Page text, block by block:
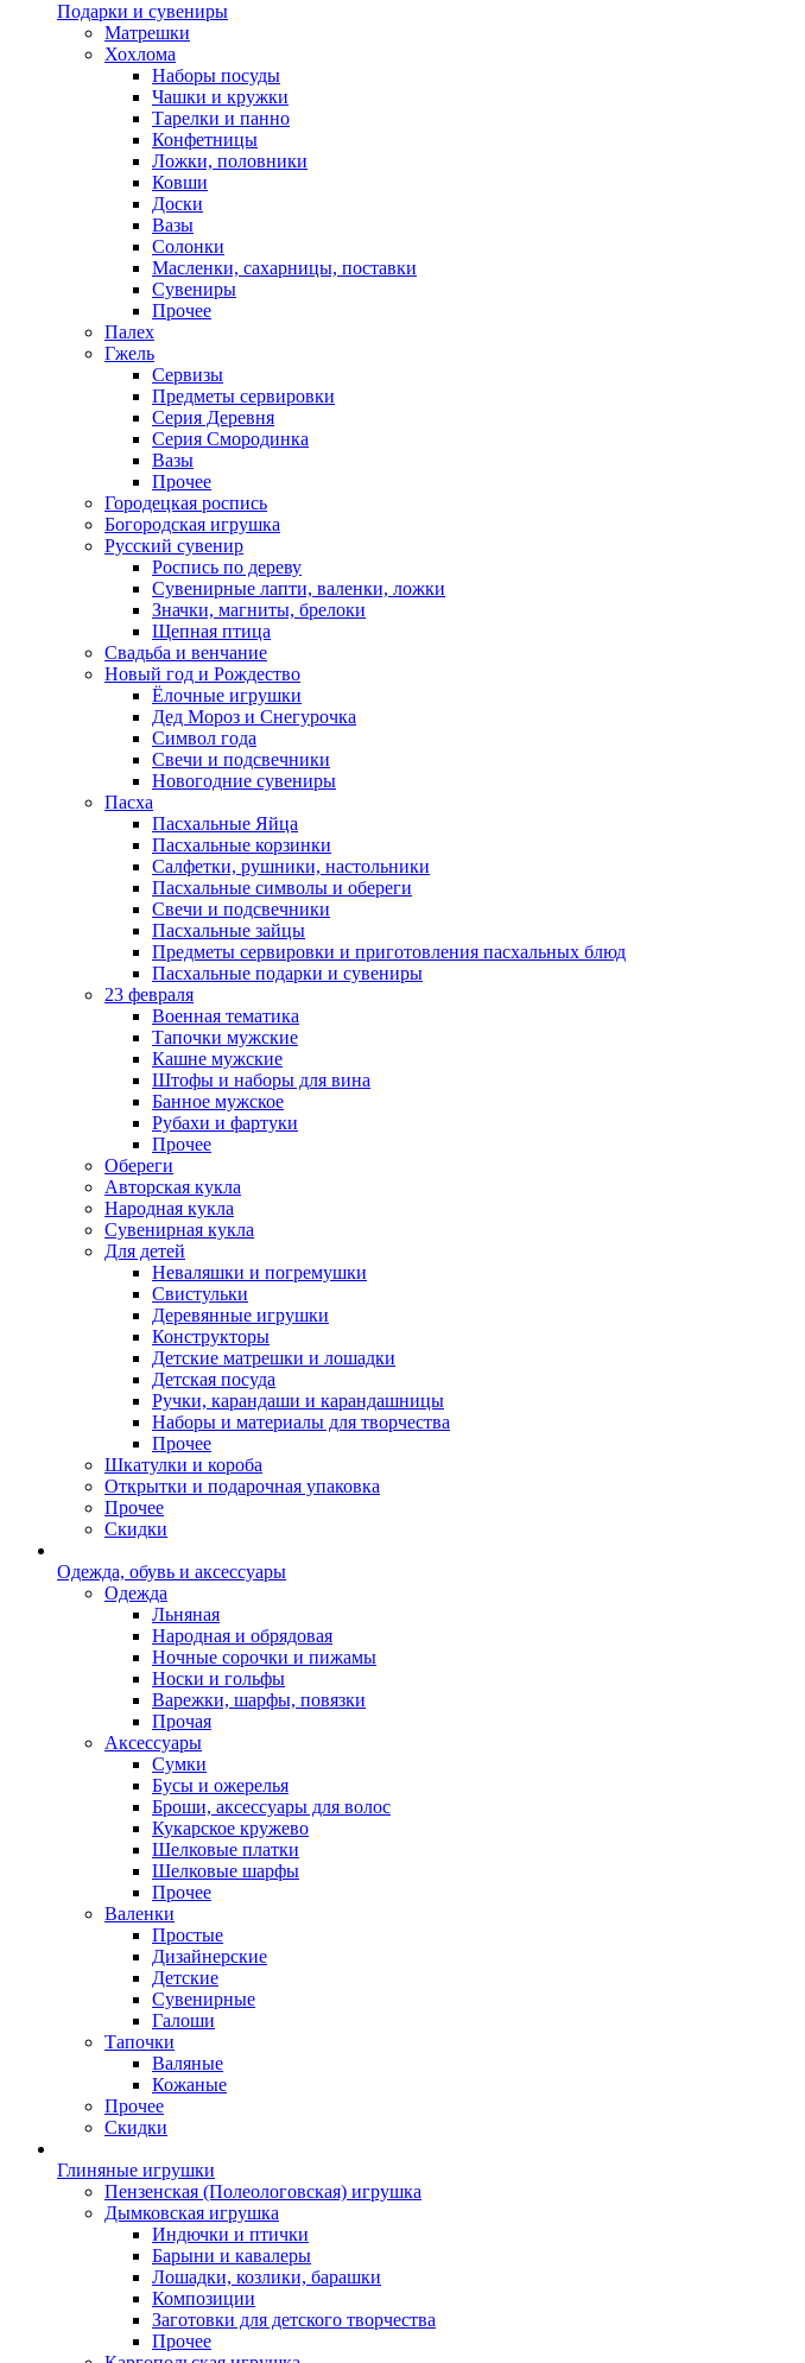
Подарки и сувениры
Матрешки
Хохлома
Наборы посуды
Чашки и кружки
Тарелки и панно
Конфетницы
Ложки, половники
Ковши
Доски
Вазы
Солонки
Масленки, сахарницы, поставки
Сувениры
Прочее
Палех
Гжель
Сервизы
Предметы сервировки
Серия Деревня
Серия Смородинка
Вазы
Прочее
Городецкая роспись
Богородская игрушка
Русский сувенир
Роспись по дереву
Сувенирные лапти, валенки, ложки
Значки, магниты, брелоки
Щепная птица
Свадьба и венчание
Новый год и Рождество
Ёлочные игрушки
Дед Мороз и Снегурочка
Символ года
Свечи и подсвечники
Новогодние сувениры
Пасха
Пасхальные Яйца
Пасхальные корзинки
Салфетки, рушники, настольники
Пасхальные символы и обереги
Свечи и подсвечники
Пасхальные зайцы
Предметы сервировки и приготовления пасхальных блюд
Пасхальные подарки и сувениры
23 февраля
Военная тематика
Тапочки мужские
Кашне мужские
Штофы и наборы для вина
Банное мужское
Рубахи и фартуки
Прочее
Обереги
Авторская кукла
Народная кукла
Сувенирная кукла
Для детей
Неваляшки и погремушки
Свистульки
Деревянные игрушки
Конструкторы
Детские матрешки и лошадки
Детская посуда
Ручки, карандаши и карандашницы
Наборы и материалы для творчества
Прочее
Шкатулки и короба
Открытки и подарочная упаковка
Прочее
Скидки
Одежда, обувь и аксессуары
Одежда
Льняная
Народная и обрядовая
Ночные сорочки и пижамы
Носки и гольфы
Варежки, шарфы, повязки
Прочая
Аксессуары
Сумки
Бусы и ожерелья
Броши, аксессуары для волос
Кукарское кружево
Шелковые платки
Шелковые шарфы
Прочее
Валенки
Простые
Дизайнерские
Детские
Сувенирные
Галоши
Тапочки
Валяные
Кожаные
Прочее
Скидки
Глиняные игрушки
Пензенская (Полеологовская) игрушка
Дымковская игрушка
Индючки и птички
Барыни и кавалеры
Лошадки, козлики, барашки
Композиции
Заготовки для детского творчества
Прочее